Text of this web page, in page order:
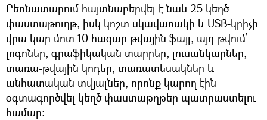
Բեռնատարում հայտնաբերվել է նաև 25 կեղծ
փաստաթուղթ, իսկ կոշտ սկավառակի և USB-կրիչի
վրա կար մոտ 10 հազար թվային ֆայլ, այդ թվում՝
լոգոներ, գրաֆիկական տարրեր, լուսանկարներ,
տառա-թվային կոդեր, տառատեսակներ և
անհատական տվյալներ, որոնք կարող էին
օգտագործվել կեղծ փաստաթղթեր պատրաստելու
համար: